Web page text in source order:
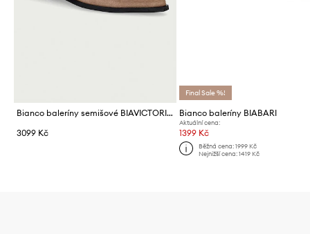
Bianco baleríny semišové BIAVICTORIA
3099 Kč
Final Sale %!
Bianco baleríny BIABARI
Aktuální cena:
1399 Kč
Běžná cena: 1999 Kč
Nejnižší cena: 1419 Kč